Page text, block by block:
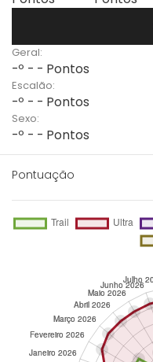
Geral:
-º - - Pontos
Escalão:
-º - - Pontos
Sexo:
-º - - Pontos
Pontuação